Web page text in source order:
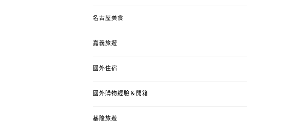
名古屋美食
嘉義旅遊
國外住宿
國外購物經驗＆開箱
基隆旅遊